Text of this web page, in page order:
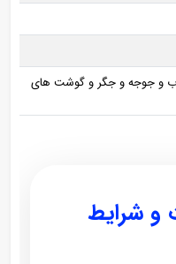
و جوجه و جگر و گوشت های
و شرایط